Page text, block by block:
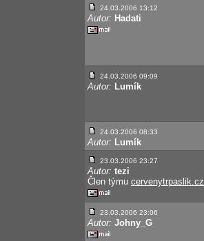
24.03.2006 13:12
Autor: Hadati
24.03.2006 09:09
Autor: Lumík
24.03.2006 08:33
Autor: Lumík
23.03.2006 23:27
Autor: tezi
Člen týmu cervenytrpaslik.cz
23.03.2006 23:06
Autor: Johny_G